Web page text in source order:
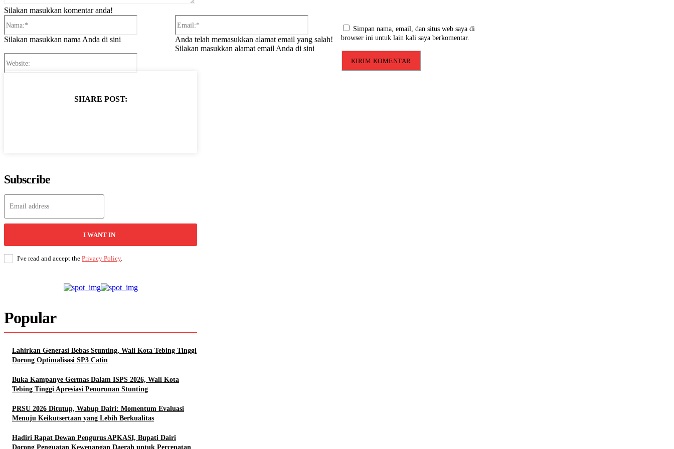
Silakan masukkan komentar anda!
Silakan masukkan nama Anda di sini
Email:*
Anda telah memasukkan alamat email yang salah!
Silakan masukkan alamat email Anda di sini
Simpan nama, email, dan situs web saya di
browser ini untuk lain kali saya berkomentar.
SHARE POST:
Subscribe
I WANT IN
I've read and accept the Privacy Policy.
Popular
Lahirkan Generasi Bebas Stunting, Wali Kota Tebing Tinggi
Dorong Optimalisasi SP3 Catin
Buka Kampanye Germas Dalam ISPS 2026, Wali Kota
Tebing Tinggi Apresiasi Penurunan Stunting
PRSU 2026 Ditutup, Wabup Dairi: Momentum Evaluasi
Menuju Keikutsertaan yang Lebih Berkualitas
Hadiri Rapat Dewan Pengurus APKASI, Bupati Dairi
Dorong Penguatan Kewenangan Daerah untuk Percepatan